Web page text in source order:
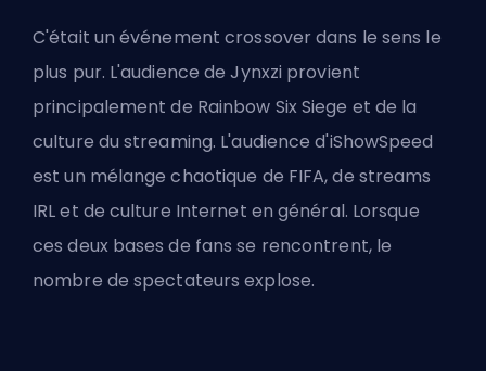
C'était un événement crossover dans le sens le
plus pur. L'audience de Jynxzi provient
principalement de Rainbow Six Siege et de la
culture du streaming. L'audience d'iShowSpeed
est un mélange chaotique de FIFA, de streams
IRL et de culture Internet en général. Lorsque
ces deux bases de fans se rencontrent, le
nombre de spectateurs explose.